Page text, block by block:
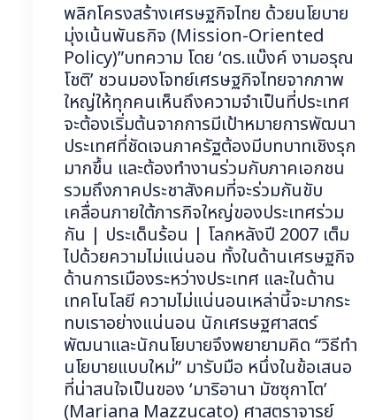
พลิกโครงสร้างเศรษฐกิจไทย ด้วยนโยบาย
มุ่งเน้นพันธกิจ (Mission-Oriented
Policy)”บทความ โดย ‘ดร.แบ๊งค์ งามอรุณ
โชติ’ ชวนมองโจทย์เศรษฐกิจไทยจากภาพ
ใหญ่ให้ทุกคนเห็นถึงความจำเป็นที่ประเทศ
จะต้องเริ่มต้นจากการมีเป้าหมายการพัฒนา
ประเทศที่ชัดเจนภาครัฐต้องมีบทบาทเชิงรุก
มากขึ้น และต้องทำงานร่วมกับภาคเอกชน
รวมถึงภาคประชาสังคมที่จะร่วมกันขับ
เคลื่อนภายใต้ภารกิจใหญ่ของประเทศร่วม
กัน | ประเด็นร้อน | โลกหลังปี 2007 เต็ม
ไปด้วยความไม่แน่นอน ทั้งในด้านเศรษฐกิจ
ด้านการเมืองระหว่างประเทศ และในด้าน
เทคโนโลยี ความไม่แน่นอนเหล่านี้จะมากระ
ทบเราอย่างแน่นอน นักเศรษฐศาสตร์
พัฒนาและนักนโยบายจึงพยายามคิด “วิธีทำ
นโยบายแบบใหม่” มารับมือ หนึ่งในข้อเสนอ
ที่น่าสนใจเป็นของ ‘มาริอานา มัซซุกาโต’
(Mariana Mazzucato) ศาสตราจารย์